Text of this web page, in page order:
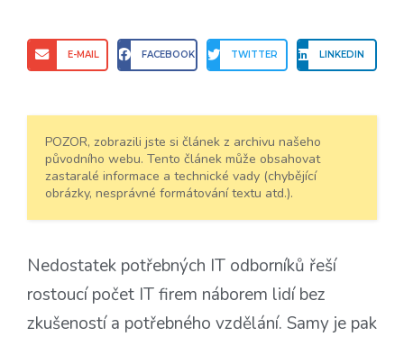
E-MAIL FACEBOOK TWITTER LINKEDIN
POZOR, zobrazili jste si článek z archivu našeho
původního webu. Tento článek může obsahovat
zastaralé informace a technické vady (chybějící
obrázky, nesprávné formátování textu atd.).
Nedostatek potřebných IT odborníků řeší
rostoucí počet IT firem náborem lidí bez
zkušeností a potřebného vzdělání. Samy je pak